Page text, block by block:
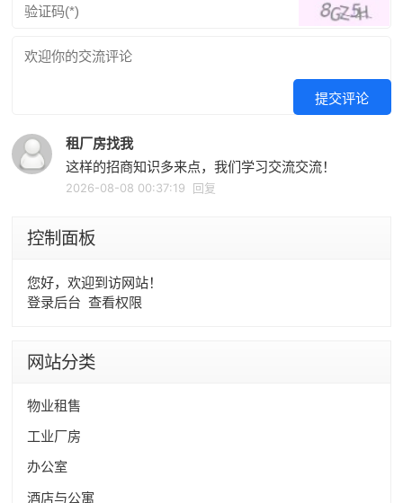
提交评论
租厂房找我
这样的招商知识多来点，我们学习交流交流！
2026-08-08 00:37:19 回复
控制面板
您好，欢迎到访网站！
登录后台 查看权限
网站分类
物业租售
工业厂房
办公室
酒店与公寓